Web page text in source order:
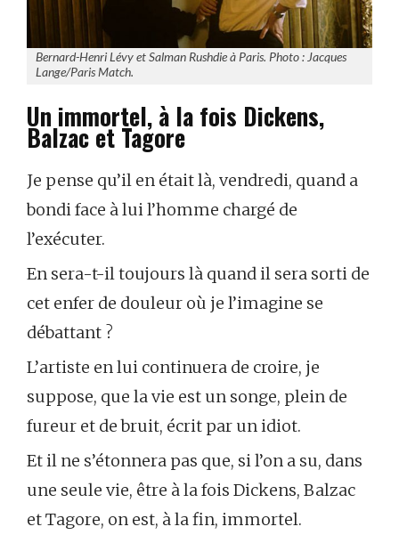
Bernard-Henri Lévy et Salman Rushdie à Paris. Photo : Jacques
Lange/Paris Match.
Un immortel, à la fois Dickens,
Balzac et Tagore
Je pense qu’il en était là, vendredi, quand a
bondi face à lui l’homme chargé de
l’exécuter.
En sera-t-il toujours là quand il sera sorti de
cet enfer de douleur où je l’imagine se
débattant ?
L’artiste en lui continuera de croire, je
suppose, que la vie est un songe, plein de
fureur et de bruit, écrit par un idiot.
Et il ne s’étonnera pas que, si l’on a su, dans
une seule vie, être à la fois Dickens, Balzac
et Tagore, on est, à la fin, immortel.